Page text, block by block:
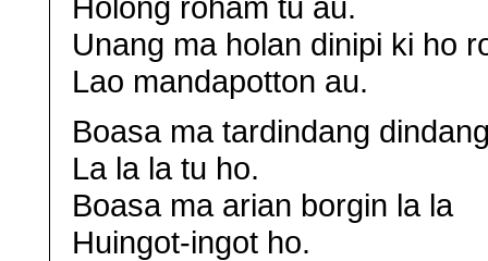
Unang ma holan dinipi ki ho
Lao mandapotton au.
Boasa ma tardindang
La la la tu ho.
Boasa ma arian borgin la la
Huingot-ingot ho.